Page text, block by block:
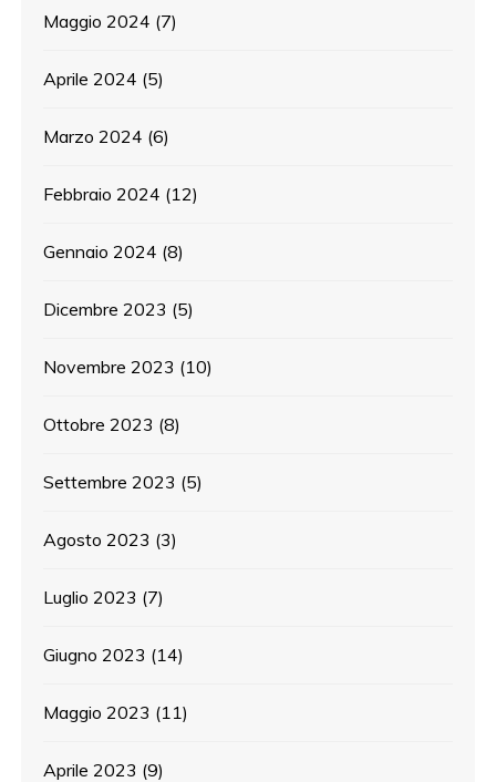
Maggio 2024 (7)
Aprile 2024 (5)
Marzo 2024 (6)
Febbraio 2024 (12)
Gennaio 2024 (8)
Dicembre 2023 (5)
Novembre 2023 (10)
Ottobre 2023 (8)
Settembre 2023 (5)
Agosto 2023 (3)
Luglio 2023 (7)
Giugno 2023 (14)
Maggio 2023 (11)
Aprile 2023 (9)